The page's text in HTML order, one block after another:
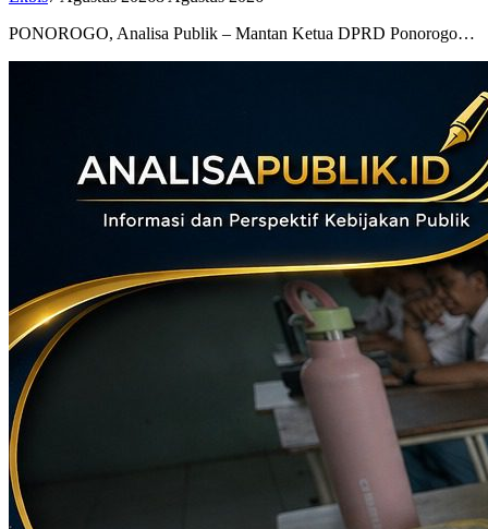
PONOROGO, Analisa Publik – Mantan Ketua DPRD Ponorogo…